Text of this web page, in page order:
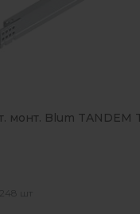
Blum TANDEM
шт